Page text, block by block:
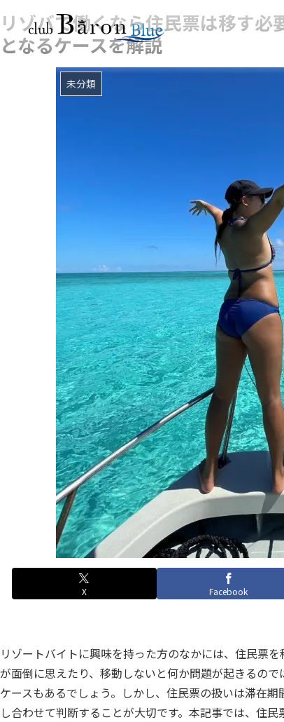
リゾバで働くなら住民票は移す
となるケースを解説
未分類
X Facebook
リゾートバイトに興味を持った方のなかには、住民票
が面倒に思えたり、移動しないと何か問題が起きるの
ケースもあるでしょう。しかし、住民票の扱いは滞在
し合わせて判断することが大切です。本記事では、住